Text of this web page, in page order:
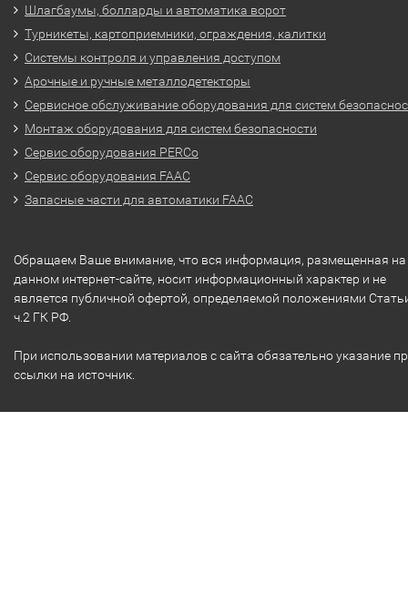
Шлагбаумы, болларды и автоматика ворот
Турникеты, картоприемники, ограждения, калитки
Системы контроля и управления доступом
Арочные и ручные металлодетекторы
Сервисное обслуживание оборудования для систем
Монтаж оборудования для систем безопасности
Сервис оборудования PERCo
Сервис оборудования FAAC
Запасные части для автоматики FAAC
Обращаем Ваше внимание, что вся информация, размещенная на
данном интернет-сайте, носит информационный характер и не
является публичной офертой, определяемой положениями
ч.2 ГК РФ.
При использовании материалов с сайта обязательно указание
ссылки на источник.